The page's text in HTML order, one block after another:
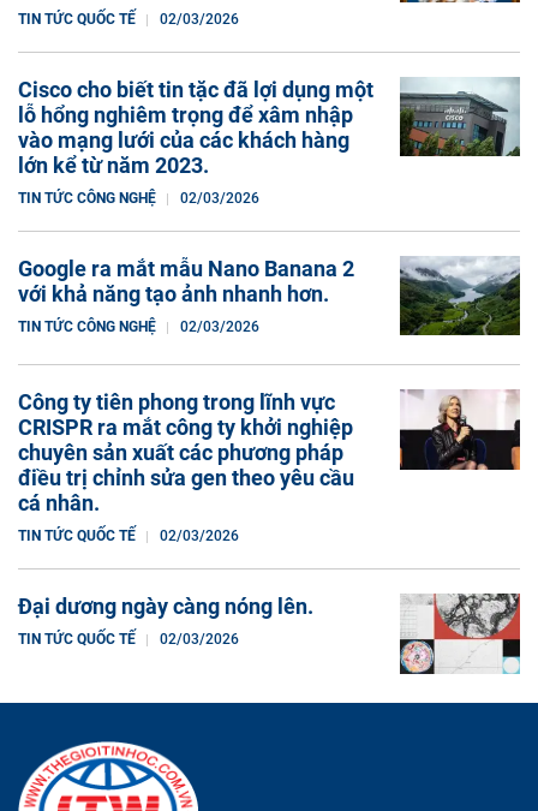
TIN TỨC QUỐC TẾ 02/03/2026
Cisco cho biết tin tặc đã lợi dụng một
lỗ hổng nghiêm trọng để xâm nhập
vào mạng lưới của các khách hàng
lớn kể từ năm 2023.
TIN TỨC CÔNG NGHỆ 02/03/2026
Google ra mắt mẫu Nano Banana 2
với khả năng tạo ảnh nhanh hơn.
TIN TỨC CÔNG NGHỆ 02/03/2026
Công ty tiên phong trong lĩnh vực
CRISPR ra mắt công ty khởi nghiệp
chuyên sản xuất các phương pháp
điều trị chỉnh sửa gen theo yêu cầu
cá nhân.
TIN TỨC QUỐC TẾ 02/03/2026
Đại dương ngày càng nóng lên.
TIN TỨC QUỐC TẾ 02/03/2026